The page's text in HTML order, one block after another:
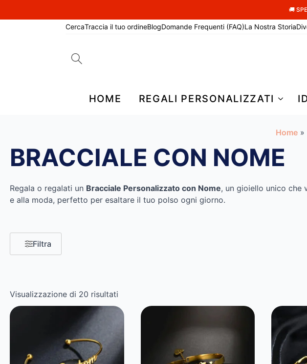
🚚
CercaTraccia il tuo ordineBlogDomande Frequenti (FAQ)La Nostra Storia
HOME REGALI PERSONALIZZATI
Home »
BRACCIALE CON NOME
Regala o regalati un Bracciale Personalizzato con Nome, un gioiello unico che
e alla moda, perfetto per esaltare il tuo polso ogni giorno.
Filtra
Visualizzazione di 20 risultati